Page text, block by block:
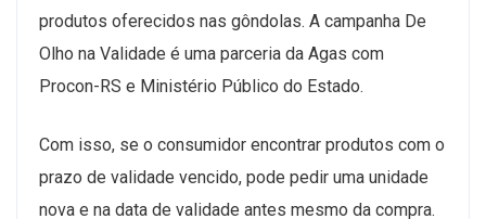
produtos oferecidos nas gôndolas. A campanha De
Olho na Validade é uma parceria da Agas com
Procon-RS e Ministério Público do Estado.
Com isso, se o consumidor encontrar produtos com o
prazo de validade vencido, pode pedir uma unidade
nova e na data de validade antes mesmo da compra.